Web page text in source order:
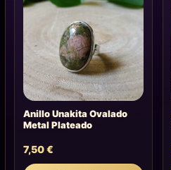
Anillo Unakita Ovalado
Metal Plateado
7,50€